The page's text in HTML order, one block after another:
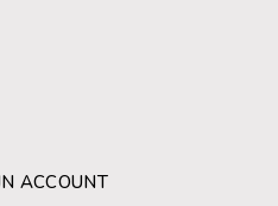
ACCOUNT